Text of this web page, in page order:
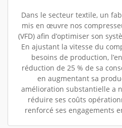
Dans le secteur textile, un
mis en œuvre nos
(VFD) afin d’optimiser son
En ajustant la vitesse du
besoins de production,
réduction de 25 % de sa
en augmentant sa
amélioration substantielle a
réduire ses coûts
renforcé ses engagements